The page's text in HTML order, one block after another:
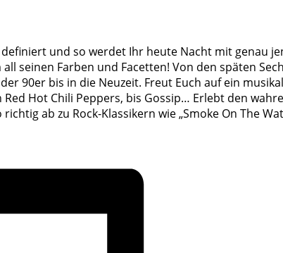
definiert und so werdet Ihr heute Nacht mit genau
seinen Farben und Facetten! Von den späten
90er bis in die Neuzeit. Freut Euch auf ein
Hot Chili Peppers, bis Gossip… Erlebt den
ab zu Rock-Klassikern wie „Smoke On The